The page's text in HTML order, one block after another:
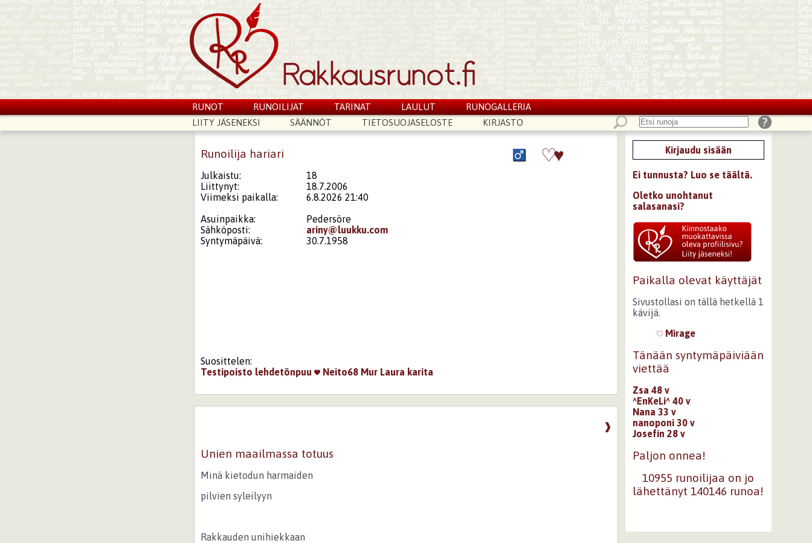
RUNOT RUNOILIJAT TARINAT LAULUT
RUNOGALLERIA
LIITY JÄSENEKSI
SÄÄNNÖT TIETOSUOJASELOSTE KIRJASTO
Runoilija hariari ♥
♡
Julkaistu:
18
Liittynyt:
18.7.2006
Viimeksi paikalla:
6.8.2026 21:40
Asuinpaikka:
Pedersöre
Sähköposti:
ariny@luukku.com
Syntymäpäivä:
30.7.1958
Suosittelen:
Testipoisto lehdetönpuu Neito68 Mur Laura karita
❱
Unien maailmassa totuus
Minä kietodun harmaiden
pilvien syleilyyn
Rakkauden unihiekkaan
Kirjaudu sisään
Ei tunnusta? Luo se täältä.
Oletko unohtanut
salasanasi?
Paikalla olevat käyttäjät
Sivustollasi on tällä hetkellä 1
kävijä.
Mirage
Tänään syntymäpäiviään
viettää
Zsa 48 v
^EnKeLi^ 40 v
Nana 33 v
nanoponi 30 v
Josefín 28 v
Paljon onnea!
10955 runoilijaa on jo
lähettänyt 140146 runoa!